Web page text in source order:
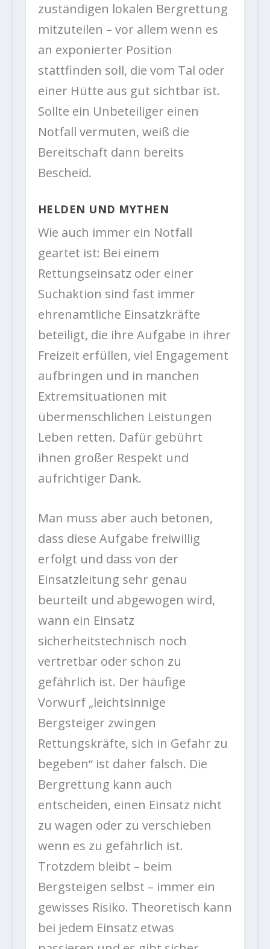
zuständigen lokalen Bergrettung
mitzuteilen – vor allem wenn es
an exponierter Position
stattfinden soll, die vom Tal oder
einer Hütte aus gut sichtbar ist.
Sollte ein Unbeteiliger einen
Notfall vermuten, weiß die
Bereitschaft dann bereits
Bescheid.
HELDEN UND MYTHEN
Wie auch immer ein Notfall
geartet ist: Bei einem
Rettungseinsatz oder einer
Suchaktion sind fast immer
ehrenamtliche Einsatzkräfte
beteiligt, die ihre Aufgabe in ihrer
Freizeit erfüllen, viel Engagement
aufbringen und in manchen
Extremsituationen mit
übermenschlichen Leistungen
Leben retten. Dafür gebührt
ihnen großer Respekt und
aufrichtiger Dank.
Man muss aber auch betonen,
dass diese Aufgabe freiwillig
erfolgt und dass von der
Einsatzleitung sehr genau
beurteilt und abgewogen wird,
wann ein Einsatz
sicherheitstechnisch noch
vertretbar oder schon zu
gefährlich ist. Der häufige
Vorwurf „leichtsinnige
Bergsteiger zwingen
Rettungskräfte, sich in Gefahr zu
begeben“ ist daher falsch. Die
Bergrettung kann auch
entscheiden, einen Einsatz nicht
zu wagen oder zu verschieben
wenn es zu gefährlich ist.
Trotzdem bleibt – beim
Bergsteigen selbst – immer ein
gewisses Risiko. Theoretisch kann
bei jedem Einsatz etwas